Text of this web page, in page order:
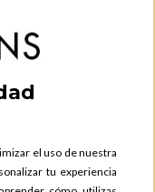
el uso de nuestra
tu experiencia